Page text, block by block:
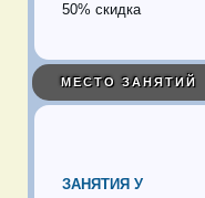
50% скидка
МЕСТО ЗАНЯТИЙ
ЗАНЯТИЯ У